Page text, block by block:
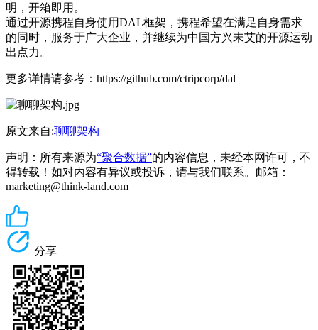
明，开箱即用。
通过开源携程自身使用DAL框架，携程希望在满足自身需求
的同时，服务于广大企业，并继续为中国方兴未艾的开源运动
出点力。
更多详情请参考： https://github.com/ctripcorp/dal
原文来自:聊聊架构
声明：所有来源为“聚合数据”的内容信息，未经本网许可，不
得转载！如对内容有异议或投诉，请与我们联系。邮箱：
marketing@think-land.com
分享